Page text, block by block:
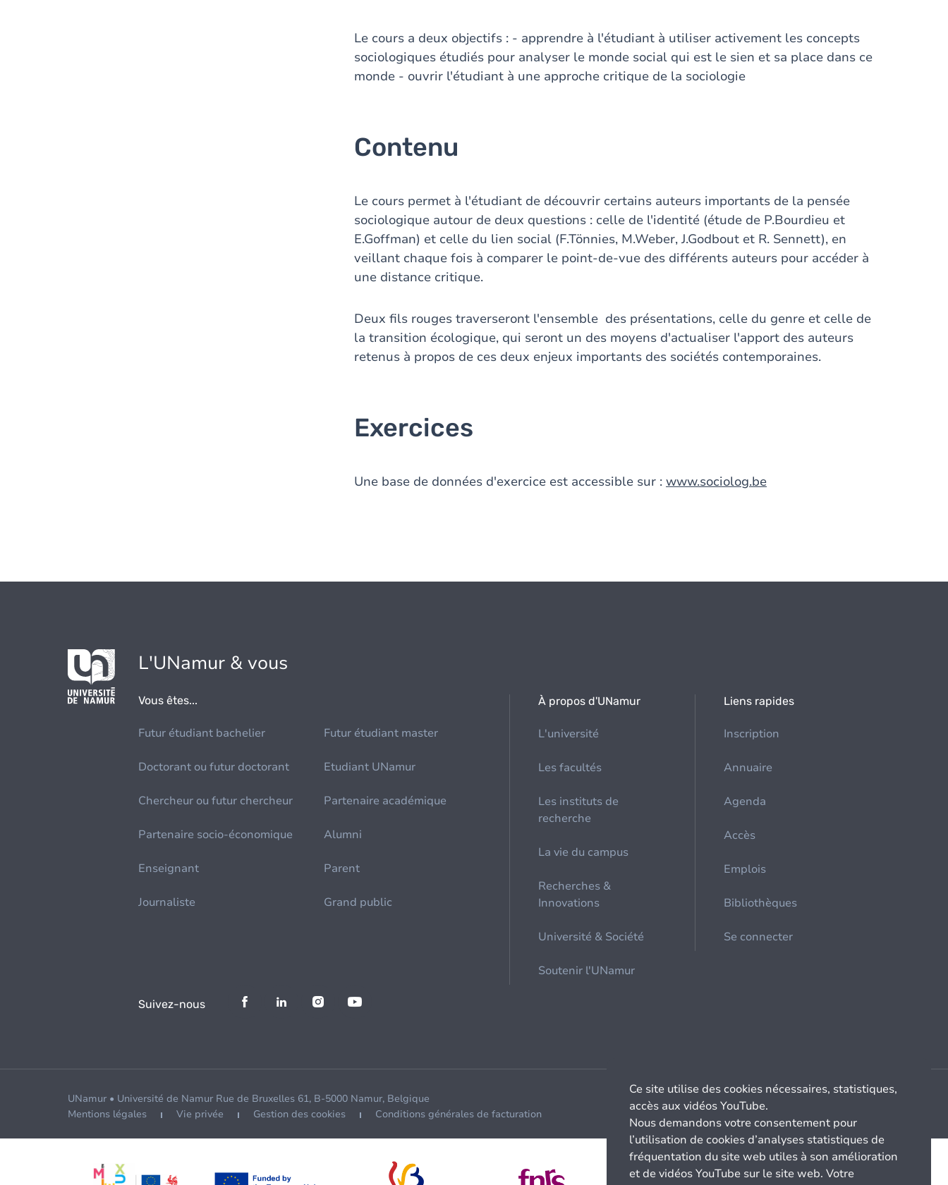
Le cours a deux objectifs : - apprendre à l'étudiant à utiliser activement les concepts
sociologiques étudiés pour analyser le monde social qui est le sien et sa place dans ce
monde - ouvrir l'étudiant à une approche critique de la sociologie
Contenu
Le cours permet à l'étudiant de découvrir certains auteurs importants de la pensée
sociologique autour de deux questions : celle de l'identité (étude de P.Bourdieu et
E.Goffman) et celle du lien social (F.Tönnies, M.Weber, J.Godbout et R. Sennett), en
veillant chaque fois à comparer le point-de-vue des différents auteurs pour accéder à
une distance critique.
Deux fils rouges traverseront l'ensemble des présentations, celle du genre et celle de
la transition écologique, qui seront un des moyens d'actualiser l'apport des auteurs
retenus à propos de ces deux enjeux importants des sociétés contemporaines.
Exercices
Une base de données d'exercice est accessible sur : www.sociolog.be
L'UNamur & vous
Vous êtes...
Futur étudiant bachelier Futur étudiant master
Doctorant ou futur doctorant Etudiant UNamur
Chercheur ou futur chercheur Partenaire académique
Partenaire socio-économique Alumni
Enseignant Parent
Journaliste Grand public
À propos d'UNamur
L'université
Les facultés
Les instituts de
recherche
La vie du campus
Recherches &
Innovations
Université & Société
Soutenir l'UNamur
Liens rapides
Inscription
Annuaire
Agenda
Accès
Emplois
Bibliothèques
Se connecter
Suivez-nous
UNamur • Université de Namur Rue de Bruxelles 61, B-5000 Namur, Belgique
Mentions légales
Vie privée Gestion des cookies Conditions générales de facturation
Ce site utilise des cookies nécessaires, statistiques,
accès aux vidéos YouTube.
Nous demandons votre consentement pour
l’utilisation de cookies d’analyses statistiques de
fréquentation du site web utiles à son amélioration
et de vidéos YouTube sur le site web. Votre